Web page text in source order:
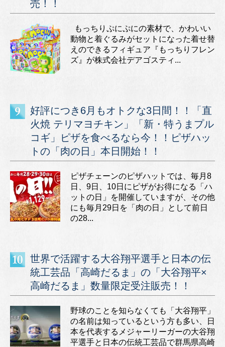
売！！
もっちりぷにぷにの素材で、かわいい
動物と着ぐるみがセットになった着せ替
えのできるフィギュア『もっちりフレン
ズ』が株式会社デアゴスティ...
好評につき6月もオトクな3日間！！「直
火焼 テリマヨチキン」「新・特うまプル
コギ」ピザを食べるなら今！！ピザハッ
トの「肉の日」本日開始！！
ピザチェーンのピザハットでは、毎月8
日、9日、10日にピザがお得になる「ハ
ットの日」を開催していますが、その他
にも毎月29日を「肉の日」として前日
の28...
世界で活躍する大谷翔平選手と日本の伝
統工芸品「高崎だるま」の「大谷翔平×
高崎だるま」数量限定受注販売！！
野球のことを知らなくても「大谷翔平」
の名前は知っているという方も多い、日
本を代表するメジャーリーガーの大谷翔
平選手と日本の伝統工芸品で群馬県高崎